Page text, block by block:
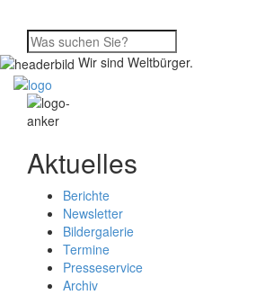
Wir sind Weltbürger.
Aktuelles
Berichte
Newsletter
Bildergalerie
Termine
Presseservice
Archiv